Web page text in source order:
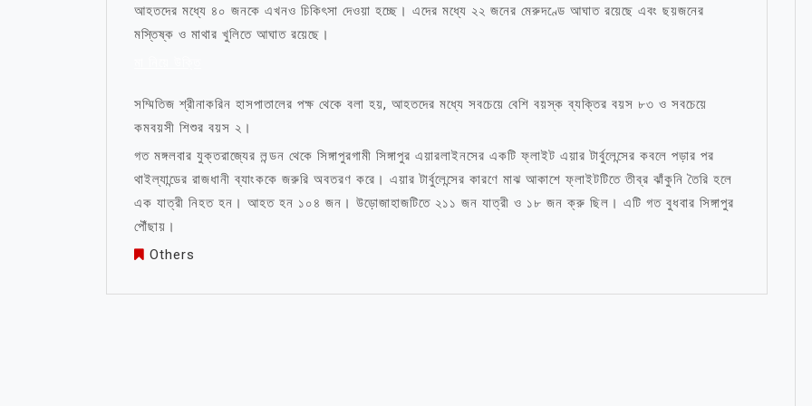
আহতদের মধ্যে ৪০ জনকে এখনও চিকিৎসা দেওয়া হচ্ছে। এদের মধ্যে ২২ জনের মেরুদণ্ডে আঘাত রয়েছে এবং ছয়জনের
মস্তিষ্ক ও মাথার খুলিতে আঘাত রয়েছে।
সম্মিতিজ শ্রীনাকরিন হাসপাতালের পক্ষ থেকে বলা হয়, আহতদের মধ্যে সবচেয়ে বেশি বয়স্ক ব্যক্তির বয়স ৮৩ ও সবচেয়ে
কমবয়সী শিশুর বয়স ২।
গত মঙ্গলবার যুক্তরাজ্যের লন্ডন থেকে সিঙ্গাপুরগামী সিঙ্গাপুর এয়ারলাইনসের একটি ফ্লাইট এয়ার টার্বুলেন্সের কবলে পড়ার পর
থাইল্যান্ডের রাজধানী ব্যাংককে জরুরি অবতরণ করে। এয়ার টার্বুলেন্সের কারণে মাঝ আকাশে ফ্লাইটটিতে তীব্র ঝাঁকুনি তৈরি হলে
এক যাত্রী নিহত হন। আহত হন ১০৪ জন। উড়োজাহাজটিতে ২১১ জন যাত্রী ও ১৮ জন ক্রু ছিল। এটি গত বুধবার সিঙ্গাপুর
পৌঁছায়।
Others